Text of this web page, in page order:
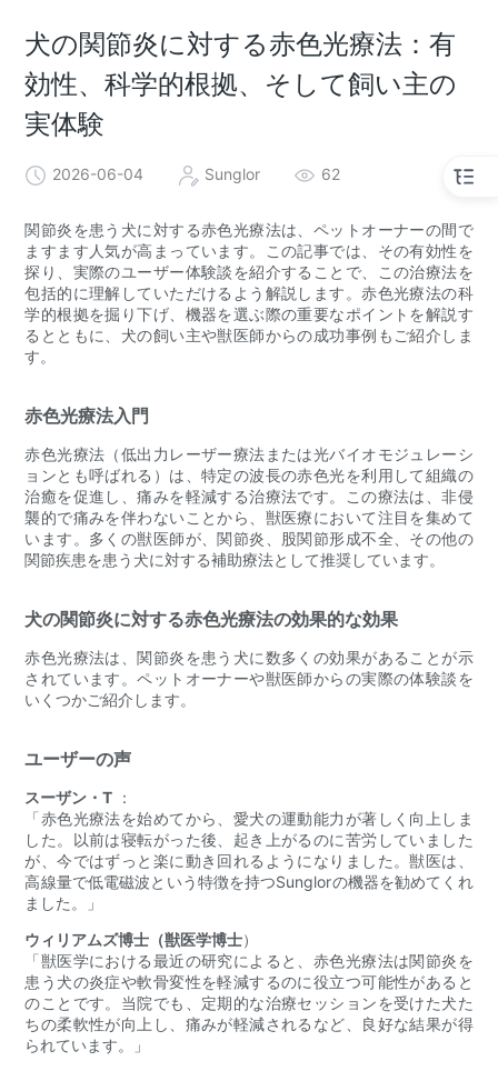
犬の関節炎に対する赤色光療法：有
効性、科学的根拠、そして飼い主の
実体験
2026-06-04 Sunglor 62
関節炎を患う犬に対する赤色光療法は、ペットオーナーの間で
ますます人気が高まっています。この記事では、その有効性を
探り、実際のユーザー体験談を紹介することで、この治療法を
包括的に理解していただけるよう解説します。赤色光療法の科
学的根拠を掘り下げ、機器を選ぶ際の重要なポイントを解説す
るとともに、犬の飼い主や獣医師からの成功事例もご紹介しま
す。
赤色光療法入門
赤色光療法（低出力レーザー療法または光バイオモジュレーシ
ョンとも呼ばれる）は、特定の波長の赤色光を利用して組織の
治癒を促進し、痛みを軽減する治療法です。この療法は、非侵
襲的で痛みを伴わないことから、獣医療において注目を集めて
います。多くの獣医師が、関節炎、股関節形成不全、その他の
関節疾患を患う犬に対する補助療法として推奨しています。
犬の関節炎に対する赤色光療法の効果的な効果
赤色光療法は、関節炎を患う犬に数多くの効果があることが示
されています。ペットオーナーや獣医師からの実際の体験談を
いくつかご紹介します。
ユーザーの声
スーザン・T ：
「赤色光療法を始めてから、愛犬の運動能力が著しく向上しま
した。以前は寝転がった後、起き上がるのに苦労していました
が、今ではずっと楽に動き回れるようになりました。獣医は、
高線量で低電磁波という特徴を持つSunglorの機器を勧めてくれ
ました。」
ウィリアムズ博士（獣医学博士）
「獣医学における最近の研究によると、赤色光療法は関節炎を
患う犬の炎症や軟骨変性を軽減するのに役立つ可能性があると
のことです。当院でも、定期的な治療セッションを受けた犬た
ちの柔軟性が向上し、痛みが軽減されるなど、良好な結果が得
られています。」